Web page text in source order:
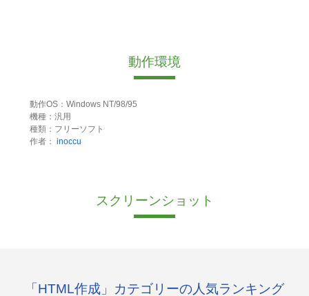
動作環境
動作OS：Windows NT/98/95
機種：汎用
種類：フリーソフト
作者： inoccu
スクリーンショット
「HTML作成」カテゴリーの人気ランキング